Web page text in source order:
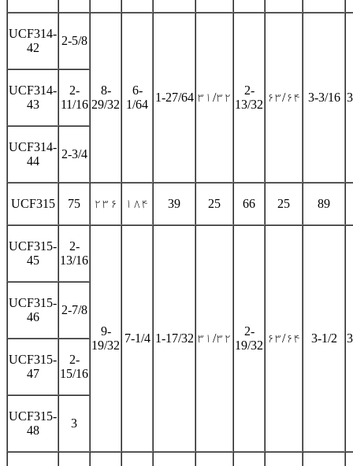
UCF314-
42
2-5/8
8-
29/32
6-
1/64
1-27/64 ۳۱/۳۲
2-
13/32
۶۳/۶۴ 3-3/16
UCF314-
43
2-
11/16
UCF314-
44
2-3/4
UCF315 75 ۲۳۶ ۱۸۴ 39 25 66 25 89
UCF315-
45
2-
13/16
9-
19/32
7-1/4 1-17/32 ۳۱/۳۲
2-
19/32
۶۳/۶۴ 3-1/2
UCF315-
46
2-7/8
UCF315-
47
2-
15/16
UCF315-
48
3